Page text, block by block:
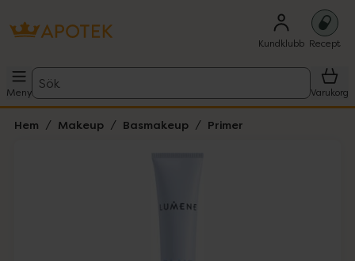
Kundklubb Recept
Meny
Sök
Varukorg
Hem Makeup Basmakeup Primer